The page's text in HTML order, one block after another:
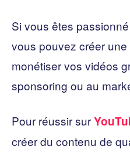
Si vous êtes
vous pouvez créer
monétiser vos vidéos
sponsoring ou au
Pour réussir sur
créer du contenu de